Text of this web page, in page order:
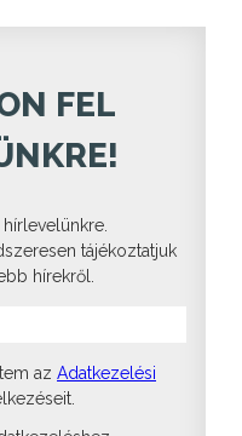
FEL
tájékoztatjuk
hírekről.
az Adatkezelési